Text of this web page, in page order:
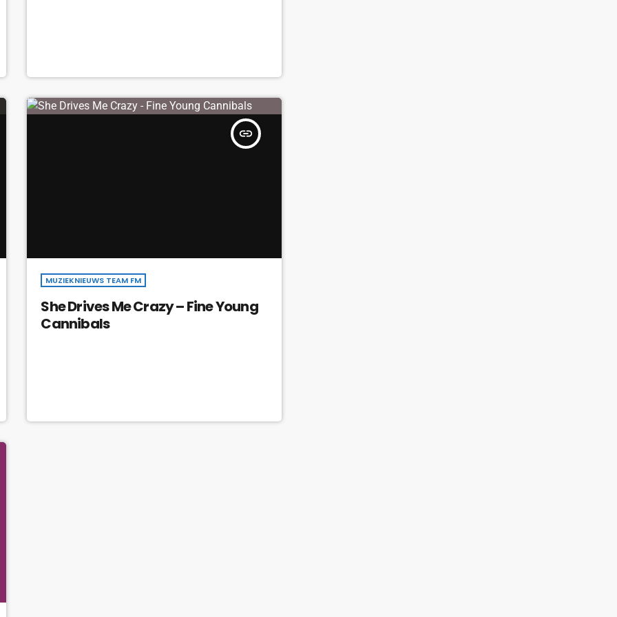
insert_link
MUZIEKNIEUWS TEAM FM
She Drives Me Crazy – Fine Young
Cannibals